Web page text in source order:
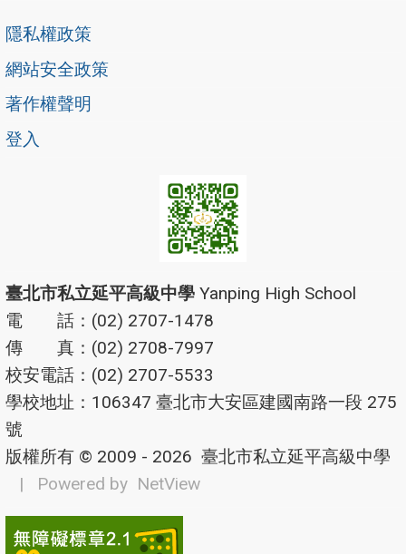
隱私權政策
網站安全政策
著作權聲明
登入
臺北市私立延平高級中學 Yanping High School
電 話：(02) 2707-1478
傳 真：(02) 2708-7997
校安電話：(02) 2707-5533
學校地址：106347 臺北市大安區建國南路一段 275
號
版權所有 © 2009 - 2026 臺北市私立延平高級中學
| Powered by NetView